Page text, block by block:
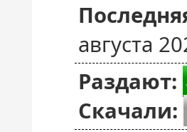
августа
Раздают:
Скачали: